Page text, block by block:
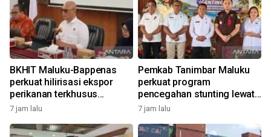
BKHIT Maluku-Bappenas
perkuat hilirisasi ekspor
perikanan terkhusus
komoditas TCT
7 jam lalu
Pemkab Tanimbar Maluku
perkuat program
pencegahan stunting lewat
Genting 2026
7 jam lalu